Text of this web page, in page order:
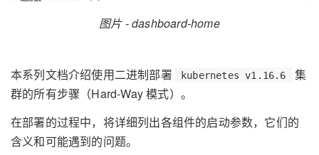
图片 - dashboard-home
本系列文档介绍使用二进制部署 kubernetes v1.16.6
集
群的所有步骤（Hard-Way 模式）。
在部署的过程中，将详细列出各组件的启动参数，它们的
含义和可能遇到的问题。